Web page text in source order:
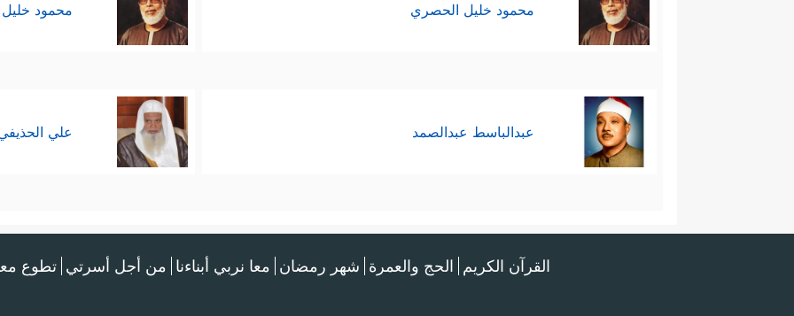
محمود خليل الحصري محمود
عبدالباسط عبدالصمد علي
القرآن الكريم الحج والعمرة شهر رمضان معا نربي أبناءنا من أجل أسرتي تطوع